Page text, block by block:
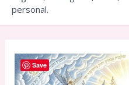
personal.
Save